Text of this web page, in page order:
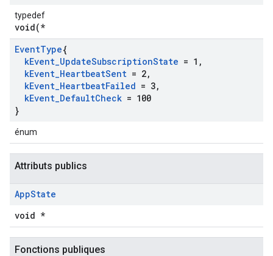
typedef
void(*
EventType{
kEvent_UpdateSubscriptionState = 1 ,
kEvent_HeartbeatSent = 2,
kEvent_HeartbeatFailed = 3,
kEvent_DefaultCheck = 100
}
énum
Attributs publics
AppState
void *
Fonctions publiques